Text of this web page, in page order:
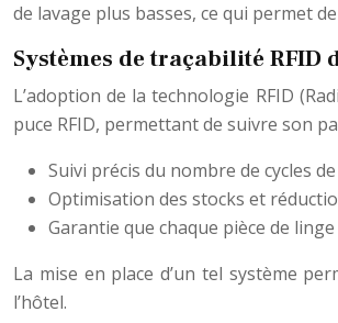
de lavage plus basses, ce qui permet
Systèmes de traçabilité RFID
L’adoption de la technologie RFID
puce RFID, permettant de suivre son
Suivi précis du nombre de cycles
Optimisation des stocks et
Garantie que chaque pièce de
La mise en place d’un tel système
l’hôtel.